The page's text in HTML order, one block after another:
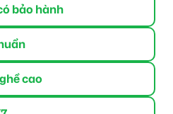
bảo hành
cao